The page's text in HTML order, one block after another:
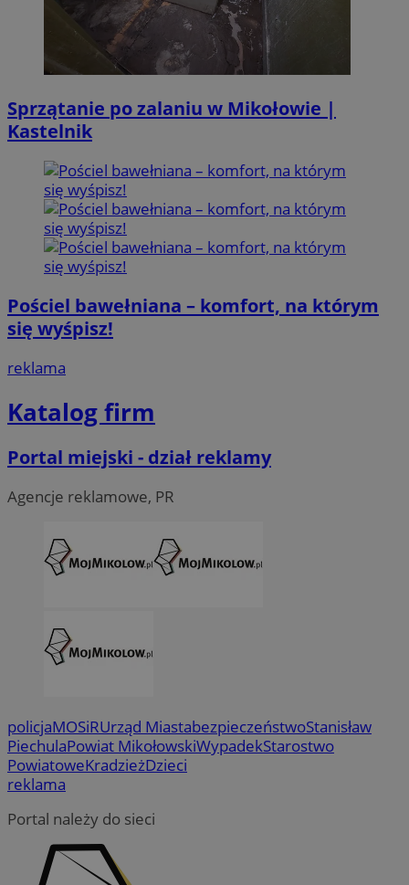
Sprzątanie po zalaniu w Mikołowie |
Kastelnik
Pościel bawełniana – komfort, na którym
się wyśpisz!
reklama
Katalog firm
Portal miejski - dział reklamy
Agencje reklamowe, PR
policjaMOSiRUrząd MiastabezpieczeństwoStanisław
PiechulaPowiat MikołowskiWypadekStarostwo
PowiatoweKradzieżDzieci
reklama
Portal należy do sieci